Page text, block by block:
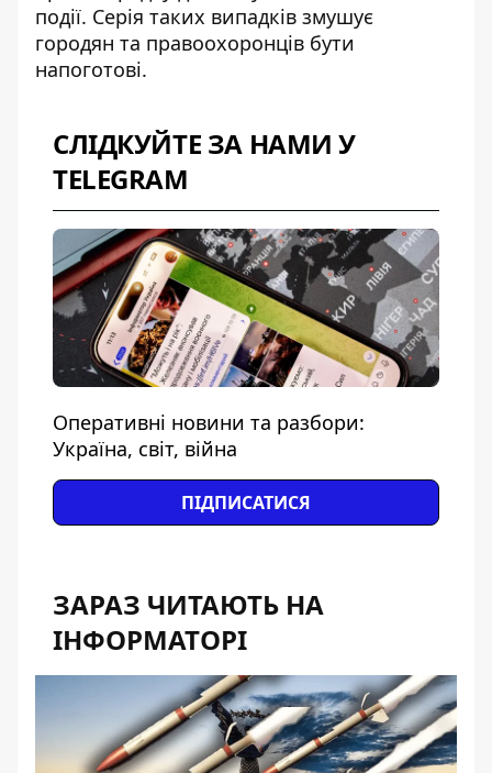
події. Серія таких випадків змушує
городян та правоохоронців бути
напоготові.
СЛІДКУЙТЕ ЗА НАМИ У
TELEGRAM
Оперативні новини та разбори:
Україна, світ, війна
ПІДПИСАТИСЯ
ЗАРАЗ ЧИТАЮТЬ НА
ІНФОРМАТОРІ